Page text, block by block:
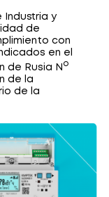
Industria y
de
con
en el
de Rusia N o
de la
de la